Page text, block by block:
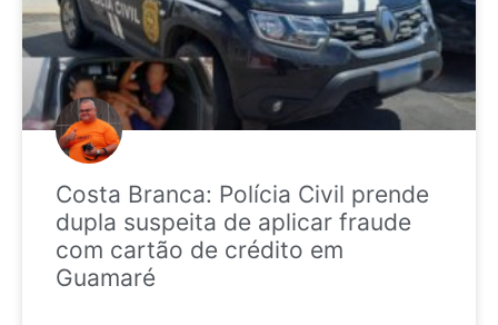
Costa Branca: Polícia Civil prende
dupla suspeita de aplicar fraude
com cartão de crédito em
Guamaré